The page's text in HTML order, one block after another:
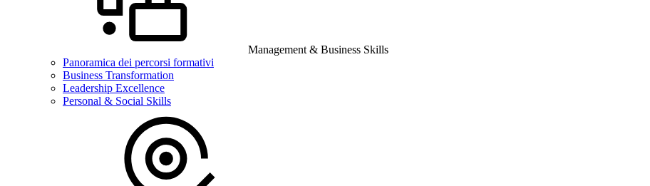
Management & Business Skills
Panoramica dei percorsi formativi
Business Transformation
Leadership Excellence
Personal & Social Skills